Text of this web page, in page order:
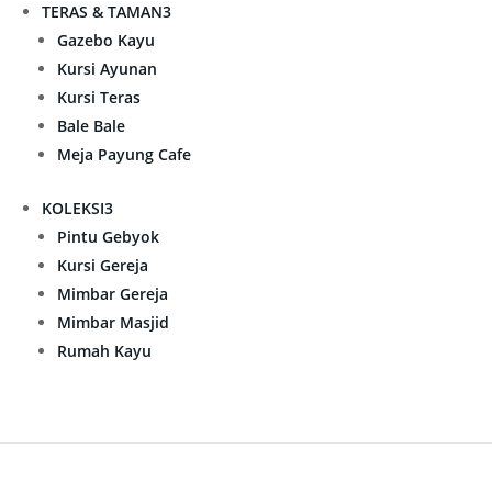
TERAS & TAMAN3
Gazebo Kayu
Kursi Ayunan
Kursi Teras
Bale Bale
Meja Payung Cafe
KOLEKSI3
Pintu Gebyok
Kursi Gereja
Mimbar Gereja
Mimbar Masjid
Rumah Kayu